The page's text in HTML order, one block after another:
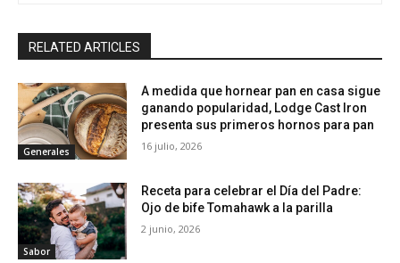
RELATED ARTICLES
Generales
A medida que hornear pan en casa sigue
ganando popularidad, Lodge Cast Iron
presenta sus primeros hornos para pan
16 julio, 2026
Sabor
Receta para celebrar el Día del Padre:
Ojo de bife Tomahawk a la parilla
2 junio, 2026